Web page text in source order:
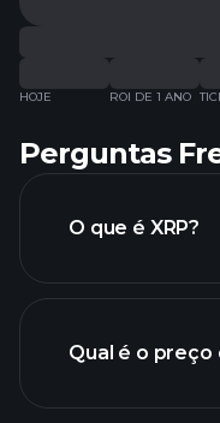
HOJE ROI DE 1 ANO
Perguntas
O que é XRP?
Qual é o preço